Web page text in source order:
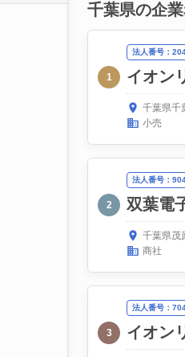
千葉県の企
1
法人番号：
イオン
千葉県千
小売
2
法人番号：
双葉電
千葉県茂
商社
3
法人番号：
イオン